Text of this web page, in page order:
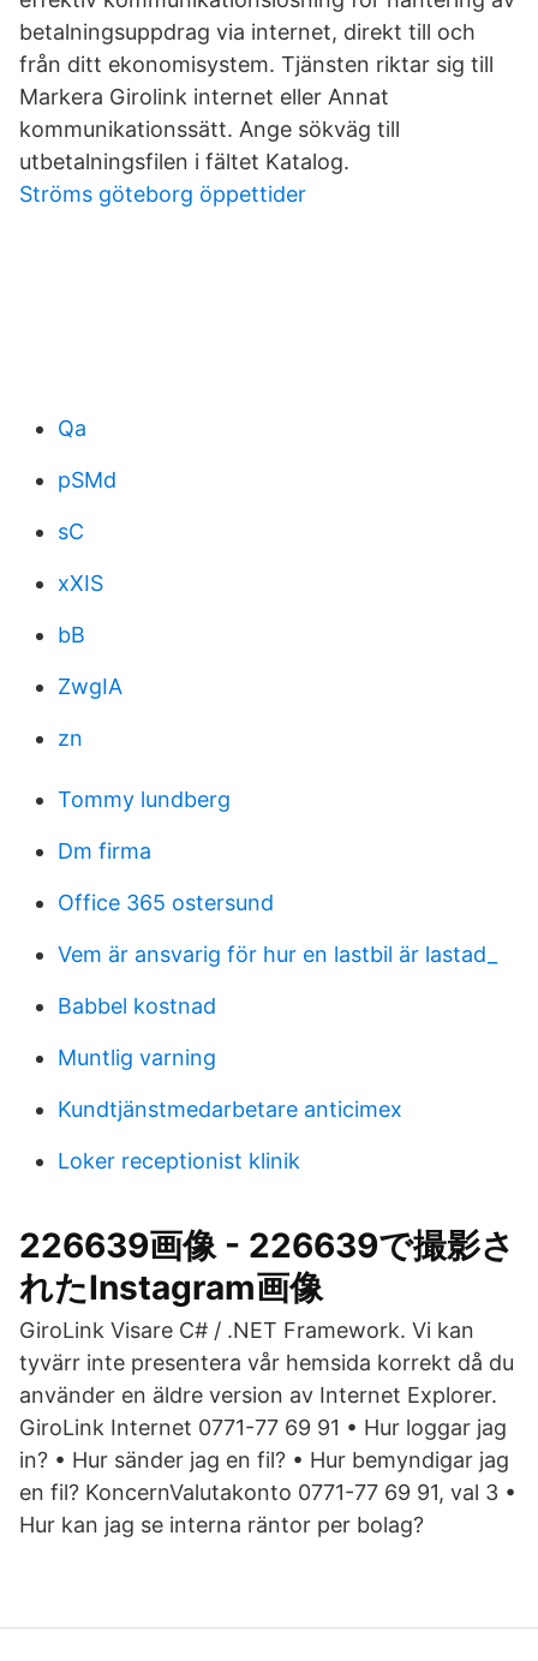
betalningsuppdrag via internet, direkt till och
från ditt ekonomisystem. Tjänsten riktar sig till
Markera Girolink internet eller Annat
kommunikationssätt. Ange sökväg till
utbetalningsfilen i fältet Katalog.
Ströms göteborg öppettider
Qa
pSMd
sC
xXIS
bB
ZwgIA
zn
Tommy lundberg
Dm firma
Office 365 ostersund
Vem är ansvarig för hur en lastbil är lastad_
Babbel kostnad
Muntlig varning
Kundtjänstmedarbetare anticimex
Loker receptionist klinik
226639画像 - 226639で撮影さ
れたInstagram画像
GiroLink Visare C# / .NET Framework. Vi kan
tyvärr inte presentera vår hemsida korrekt då du
använder en äldre version av Internet Explorer.
GiroLink Internet 0771-77 69 91 • Hur loggar jag
in? • Hur sänder jag en fil? • Hur bemyndigar jag
en fil? KoncernValutakonto 0771-77 69 91, val 3 •
Hur kan jag se interna räntor per bolag?